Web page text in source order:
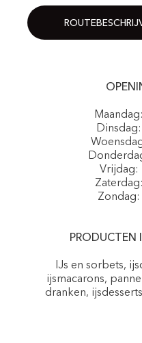
Vrijdag:
Zondag:
PRODUCTEN
IJs en sorbets,
ijsmacarons,
dranken,